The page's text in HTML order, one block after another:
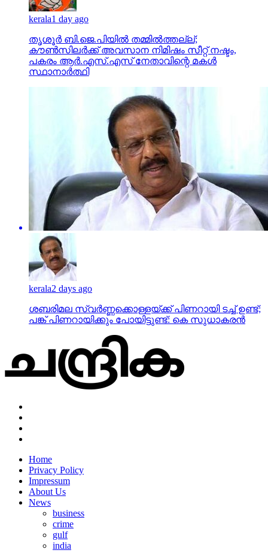
kerala1 day ago
തൃശൂര്‍ ബി.ജെ.പിയില്‍ തമ്മില്‍ത്തല്ല്;
കൗണ്‍സിലര്‍ക്ക് അവസാന നിമിഷം സീറ്റ് നഷ്ടം,
പകരം ആര്‍.എസ്.എസ് നേതാവിന്റെ മകള്‍
സ്ഥാനാര്‍ത്ഥി
kerala2 days ago
ശബരിമല സ്വര്‍ണ്ണക്കൊള്ളയ്ക്ക് പിണറായി ടച്ച് ഉണ്ട്;
പങ്ക് പിണറായിക്കും പോയിട്ടുണ്ട്: കെ സുധാകരന്‍
Home
Privacy Policy
Impressum
About Us
News
business
crime
gulf
india